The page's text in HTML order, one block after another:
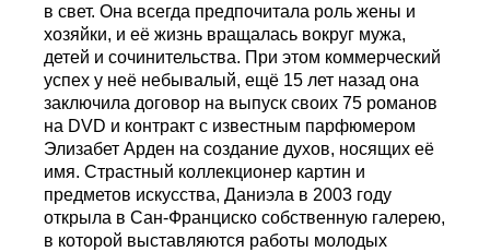
в свет. Она всегда предпочитала роль жены и
хозяйки, и её жизнь вращалась вокруг мужа,
детей и сочинительства. При этом коммерческий
успех у неё небывалый, ещё 15 лет назад она
заключила договор на выпуск своих 75 романов
на DVD и контракт с известным парфюмером
Элизабет Арден на создание духов, носящих её
имя. Страстный коллекционер картин и
предметов искусства, Даниэла в 2003 году
открыла в Сан-Франциско собственную галерею,
в которой выставляются работы молодых